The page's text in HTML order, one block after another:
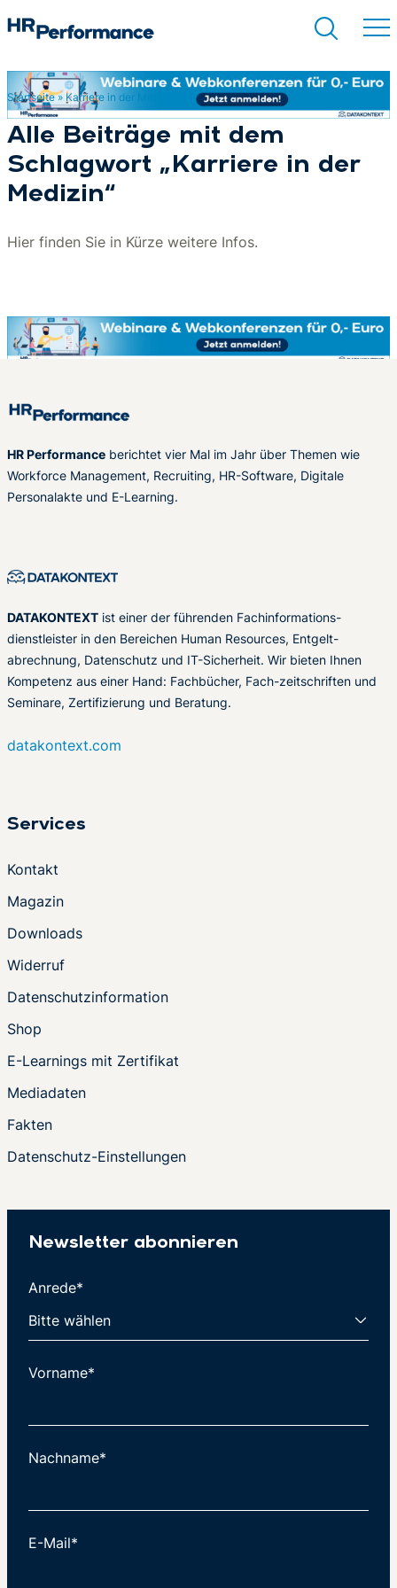
Suchen
Startseite» Karriere in der Medizin
Alle Beiträge mit dem
Schlagwort „Karriere in der
Medizin“
Hier finden Sie in Kürze weitere Infos.
HR Performance berichtet vier Mal im Jahr über Themen wie
Workforce Management, Recruiting, HR-Software, Digitale
Personalakte und E-Learning.
DATAKONTEXT ist einer der führenden Fachinformations-
dienstleister in den Bereichen Human Resources, Entgelt-
abrechnung, Datenschutz und IT-Sicherheit. Wir bieten Ihnen
Kompetenz aus einer Hand: Fachbücher, Fach-zeitschriften und
Seminare, Zertifizierung und Beratung.
datakontext.com
Services
Kontakt
Magazin
Downloads
Widerruf
Datenschutzinformation
Shop
E-Learnings mit Zertifikat
Mediadaten
Fakten
Datenschutz-Einstellungen
Newsletter abonnieren
Anrede*
Vorname*
Nachname*
E-Mail*